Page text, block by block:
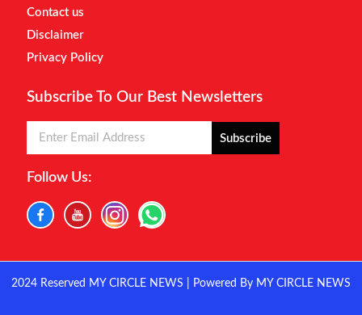
Contact us
Disclaimer
Privacy Policy
Subscribe To Our Best Newsletters
Subscribe
Follow Us:
2024 Reserved MY CIRCLE NEWS | Powered By MY CIRCLE NEWS